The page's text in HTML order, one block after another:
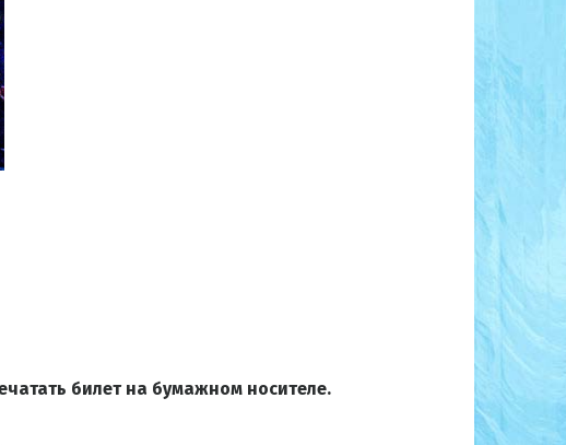
билет на бумажном носителе.